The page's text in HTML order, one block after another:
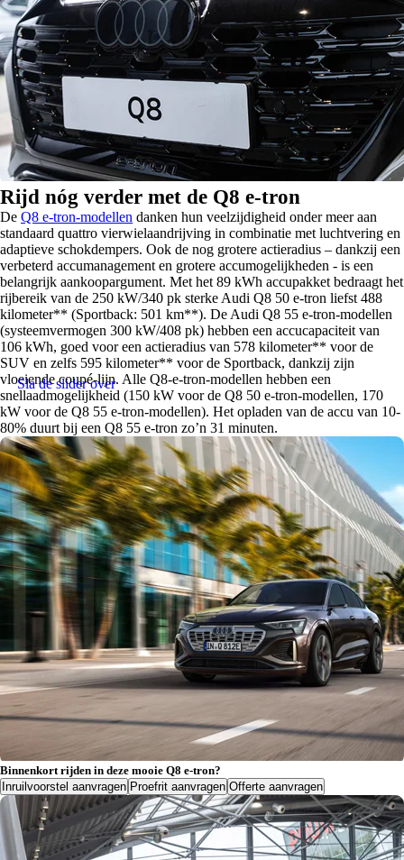
Rijd nóg verder met de Q8 e-tron
De Q8 e-tron-modellen danken hun veelzijdigheid onder meer aan
standaard quattro vierwielaandrijving in combinatie met luchtvering en
adaptieve schokdempers. Ook de nog grotere actieradius – dankzij een
verbeterd accumanagement en grotere accumogelijkheden - is een
belangrijk aankoopargument. Met het 89 kWh accupakket bedraagt het
rijbereik van de 250 kW/340 pk sterke Audi Q8 50 e-tron liefst 488
kilometer** (Sportback: 501 km**). De Audi Q8 55 e-tron-modellen
(systeemvermogen 300 kW/408 pk) hebben een accucapaciteit van
106 kWh, goed voor een actieradius van 578 kilometer** voor de
SUV en zelfs 595 kilometer** voor de Sportback, dankzij zijn
vloeiende coupé-lijn. Alle Q8-e-tron-modellen hebben een
snellaadmogelijkheid (150 kW voor de Q8 50 e-tron-modellen, 170
kW voor de Q8 55 e-tron-modellen). Het opladen van de accu van 10-
80% duurt bij een Q8 55 e-tron zo’n 31 minuten.
Sla de slider over
Binnenkort rijden in deze mooie Q8 e-tron?
Inruilvoorstel aanvragen Proefrit aanvragen Offerte aanvragen